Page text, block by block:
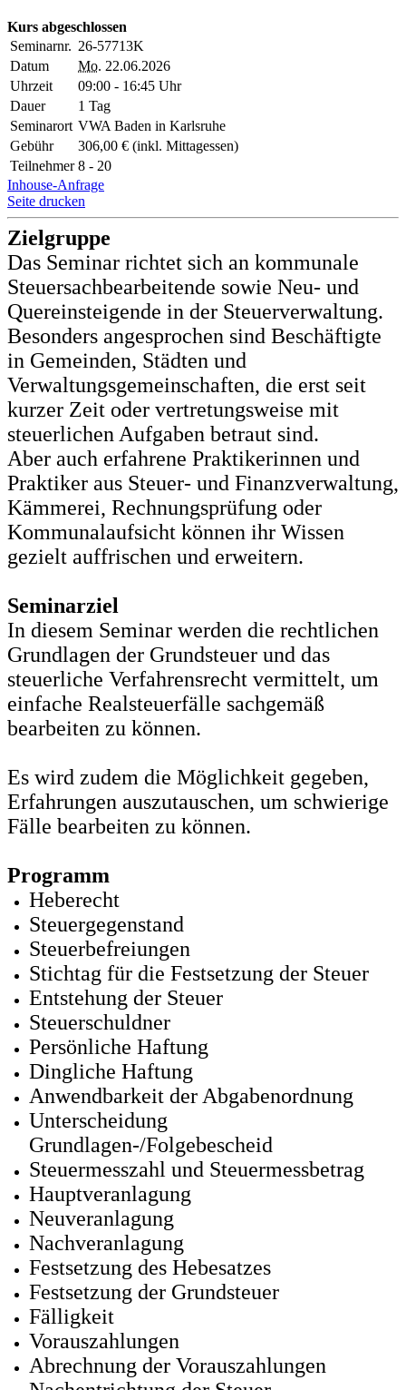
Kurs abgeschlossen
Seminarnr. 26-57713K
Datum
Mo. 22.06.2026
Uhrzeit
09:00 - 16:45 Uhr
Dauer
1 Tag
Seminarort VWA Baden in Karlsruhe
Gebühr
306,00 € (inkl. Mittagessen)
Teilnehmer 8 - 20
Inhouse-Anfrage
Seite drucken
Zielgruppe
Das Seminar richtet sich an kommunale
Steuersachbearbeitende sowie Neu- und
Quereinsteigende in der Steuerverwaltung.
Besonders angesprochen sind Beschäftigte
in Gemeinden, Städten und
Verwaltungsgemeinschaften, die erst seit
kurzer Zeit oder vertretungsweise mit
steuerlichen Aufgaben betraut sind.
Aber auch erfahrene Praktikerinnen und
Praktiker aus Steuer- und Finanzverwaltung,
Kämmerei, Rechnungsprüfung oder
Kommunalaufsicht können ihr Wissen
gezielt auffrischen und erweitern.
Seminarziel
In diesem Seminar werden die rechtlichen
Grundlagen der Grundsteuer und das
steuerliche Verfahrensrecht vermittelt, um
einfache Realsteuerfälle sachgemäß
bearbeiten zu können.
Es wird zudem die Möglichkeit gegeben,
Erfahrungen auszutauschen, um schwierige
Fälle bearbeiten zu können.
Programm
Heberecht
Steuergegenstand
Steuerbefreiungen
Stichtag für die Festsetzung der Steuer
Entstehung der Steuer
Steuerschuldner
Persönliche Haftung
Dingliche Haftung
Anwendbarkeit der Abgabenordnung
Unterscheidung
Grundlagen-/Folgebescheid
Steuermesszahl und Steuermessbetrag
Hauptveranlagung
Neuveranlagung
Nachveranlagung
Festsetzung des Hebesatzes
Festsetzung der Grundsteuer
Fälligkeit
Vorauszahlungen
Abrechnung der Vorauszahlungen